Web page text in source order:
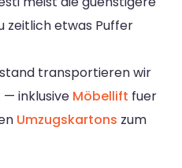
zeitlich etwas Puffer
transportieren wir
— inklusive Möbellift fuer
Umzugskartons zum